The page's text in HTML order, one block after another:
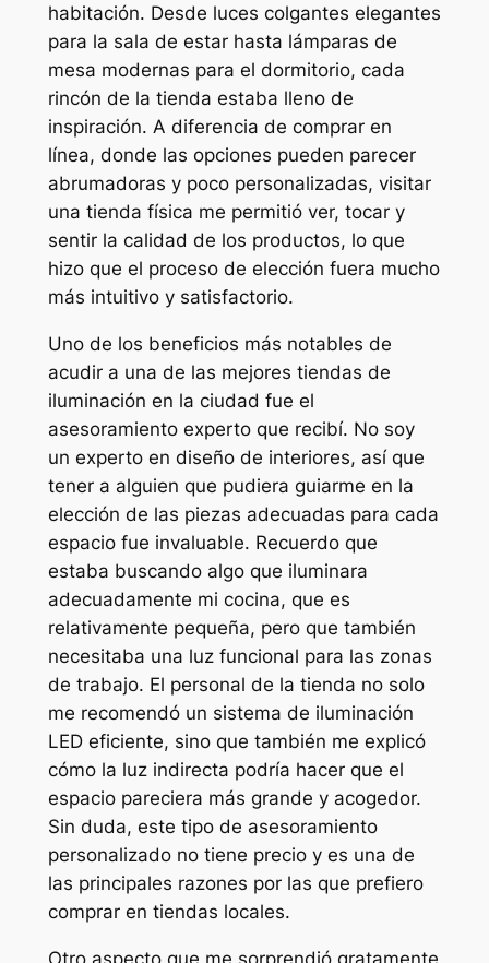
habitación. Desde luces colgantes elegantes
para la sala de estar hasta lámparas de
mesa modernas para el dormitorio, cada
rincón de la tienda estaba lleno de
inspiración. A diferencia de comprar en
línea, donde las opciones pueden parecer
abrumadoras y poco personalizadas, visitar
una tienda física me permitió ver, tocar y
sentir la calidad de los productos, lo que
hizo que el proceso de elección fuera mucho
más intuitivo y satisfactorio.
Uno de los beneficios más notables de
acudir a una de las mejores tiendas de
iluminación en la ciudad fue el
asesoramiento experto que recibí. No soy
un experto en diseño de interiores, así que
tener a alguien que pudiera guiarme en la
elección de las piezas adecuadas para cada
espacio fue invaluable. Recuerdo que
estaba buscando algo que iluminara
adecuadamente mi cocina, que es
relativamente pequeña, pero que también
necesitaba una luz funcional para las zonas
de trabajo. El personal de la tienda no solo
me recomendó un sistema de iluminación
LED eficiente, sino que también me explicó
cómo la luz indirecta podría hacer que el
espacio pareciera más grande y acogedor.
Sin duda, este tipo de asesoramiento
personalizado no tiene precio y es una de
las principales razones por las que prefiero
comprar en tiendas locales.
Otro aspecto que me sorprendió gratamente